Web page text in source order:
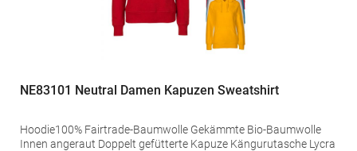
NE83101 Neutral Damen Kapuzen Sweatshirt
Hoodie100% Fairtrade-Baumwolle Gekämmte Bio-Baumwolle
Innen angeraut Doppelt gefütterte Kapuze Kängurutasche Lycra